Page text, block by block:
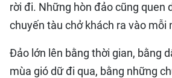
rời đi. Những hòn đảo cũng quen
chuyến tàu chở khách ra vào mỗi
Đảo lớn lên bằng thời gian, bằng
mùa gió dữ đi qua, bằng những